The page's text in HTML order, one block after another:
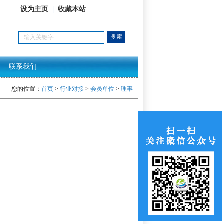
设为主页 收藏本站
联系我们
您的位置： 首页 > 行业对接 > 会员单位 > 理事